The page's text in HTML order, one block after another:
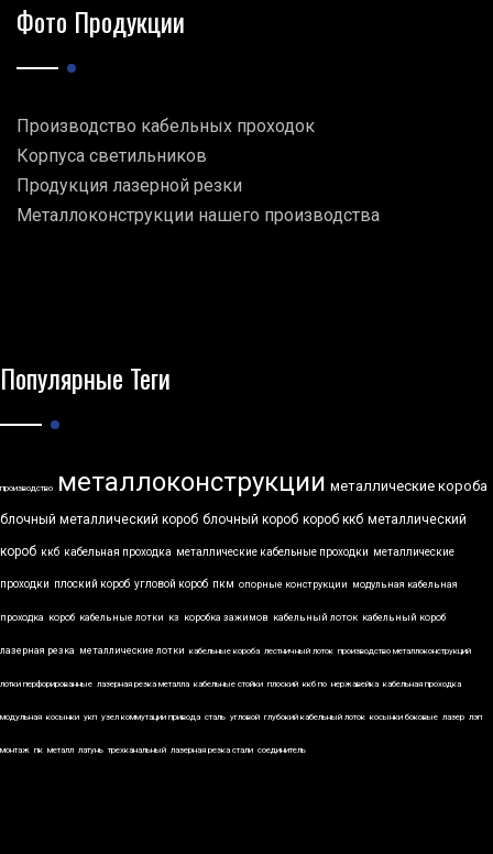
Фото Продукции
Производство кабельных проходок
Корпуса светильников
Продукция лазерной резки
Металлоконструкции нашего производства
Популярные Теги
производство металлоконструкции металлические короба
блочный металлический короб блочный короб короб ккб металлический
короб ккб кабельная проходка металлические кабельные проходки металлические
проходки плоский короб угловой короб пкм опорные конструкции модульная кабельная
проходка короб кабельные лотки кз коробка зажимов кабельный лоток кабельный короб
лазерная резка металлические лотки кабельные короба лестничный лоток производство металлоконструкций
лотки перфорированные лазерная резка металла кабельные стойки плоский ккб по нержавейка кабельная проходка
модульная косынки укп узел коммутации привода сталь угловой глубокий кабельный лоток косынки боковые лазер лэп
монтаж пк металл латунь трехканальный лазерная резка стали соединитель